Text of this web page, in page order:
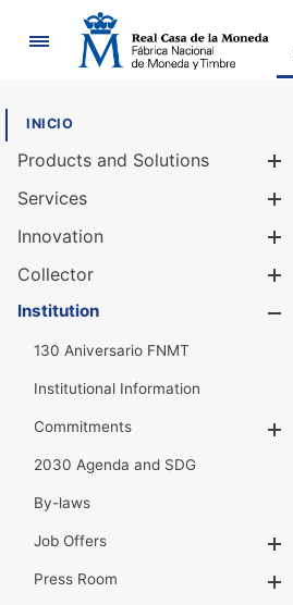
Navigation
INICIO
Products and Solutions
Services
Innovation
Collector
Institution
130 Aniversario FNMT
Institutional Information
Commitments
2030 Agenda and SDG
By-laws
Job Offers
Press Room